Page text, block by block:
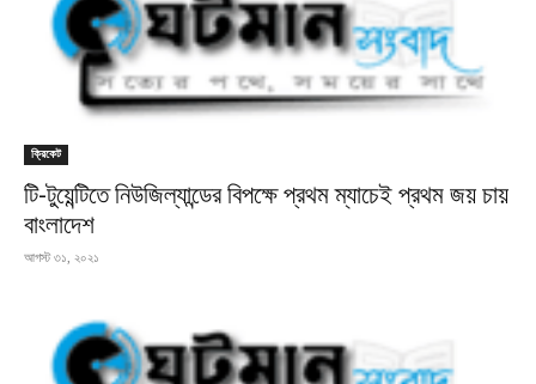
ক্রিকেট
টি-টুয়েন্টিতে নিউজিল্যান্ডের বিপক্ষে প্রথম ম্যাচেই প্রথম জয় চায়
বাংলাদেশ
আগস্ট ৩১, ২০২১